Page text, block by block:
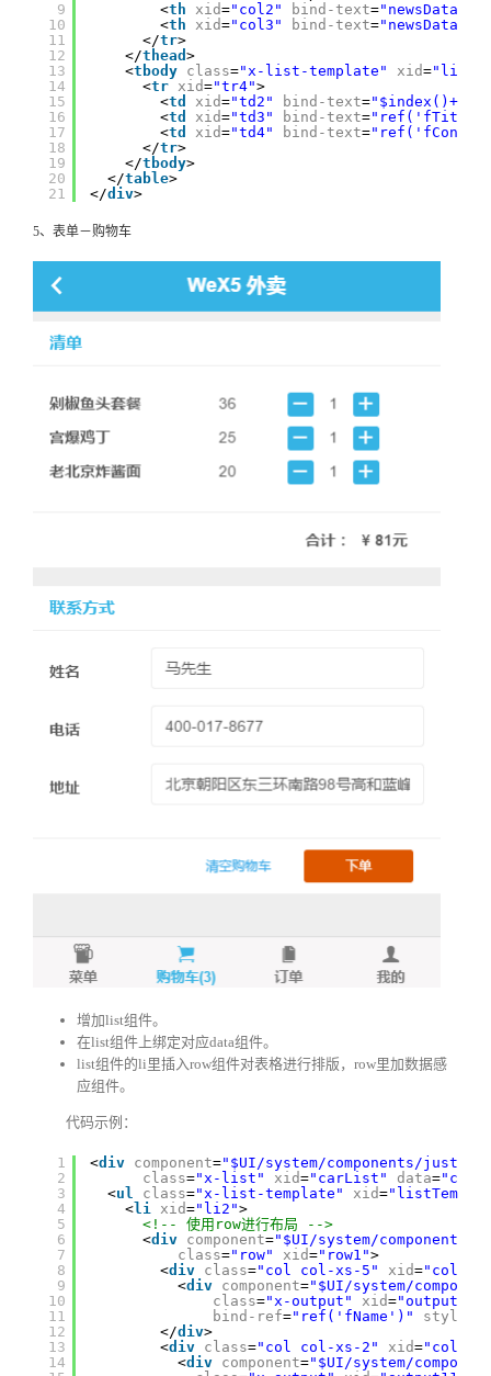
9
10
11
12
13
14
15
16
17
18
19
20
21
<th xid="col2" bind-text=
<th xid="col3" bind-text=
</tr>
</thead >
<tbody class="x-list-template" xid=
<tr xid="tr4">
<td xid="td2" bind-text="$index()+1"
<td xid="td3" bind-text=
<td xid="td4" bind-text=
</tr>
</tbody>
</table>
</div>
5、表单－购物车
增加list组件。
在list组件上绑定对应data组件。
list组件的li里插入row组件对表格进行排版，row里加数据感
应组件。
代码示例：
1
2
3
4
5
6
7
8
9
10
11
12
13
14
<div component="$UI/system/components/
class="x-list" xid="carList" data=
<ul class="x-list-template" xid=
<li xid="li2">
<!-- 使用row进行布局 -->
<div component="$UI/system/components/
class="row" xid="row1">
<div class="col col-xs-5" xid="col7"
<div component="$UI/system/
class="x-output" xid="output4"
bind-ref="ref('fName')" style
</div>
<div class="col col-xs-2" xid="col8"
<div component="$UI/system/